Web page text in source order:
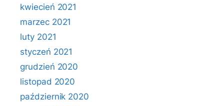
kwiecień 2021
marzec 2021
luty 2021
styczeń 2021
grudzień 2020
listopad 2020
październik 2020